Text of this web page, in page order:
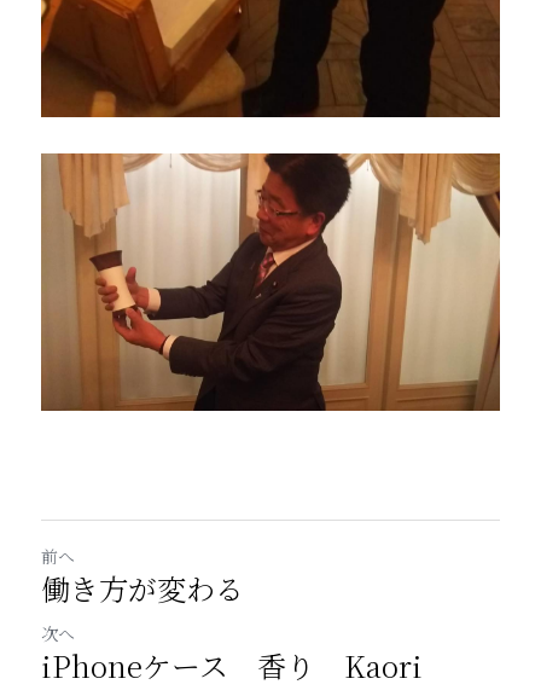
前へ
働き方が変わる
次へ
iPhoneケース 香り Kaori